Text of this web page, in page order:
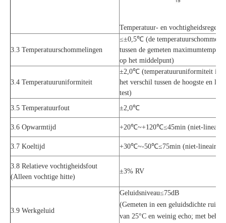
Temperatuur- en
3.3 Temperatuurschommelingen
≤±0,5℃ (de
tussen de gemeten
op het middelpunt)
3.4 Temperatuuruniformiteit
±2,0℃ (temperatuuruniformiteit is
het verschil tussen de hoogste en
test)
3.5 Temperatuurfout
±2,0℃
3.6 Opwarmtijd +20℃~+120℃≤45min (niet-lineaire
3.7 Koeltijd +30℃~-50℃≤75min (niet-lineaire
3.8 Relatieve vochtigheidsfout
(Alleen vochtige hitte)
±3% RV
3.9 Werkgeluid
Geluidsniveau≤75dB
(Gemeten in een geluidsdichte
van 25°C en weinig echo; met